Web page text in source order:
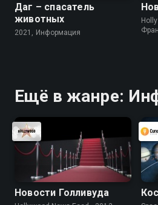
Даг – спасатель
животных
2021, Информация
Ещё в жанре:
Новости Голливуда